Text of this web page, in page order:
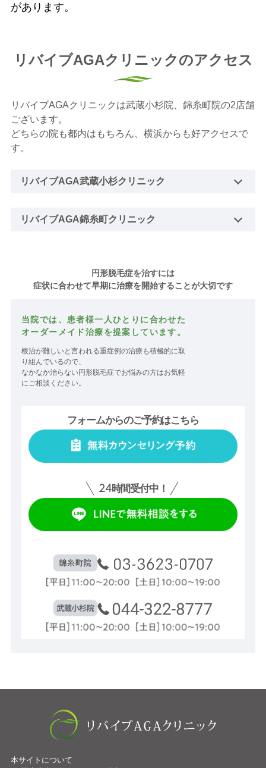
があります。
リバイブAGAクリニックのアクセス
リバイブAGAクリニックは武蔵小杉院、錦糸町院の2店舗
ございます。
どちらの院も都内はもちろん、横浜からも好アクセスで
す。
リバイブAGA武蔵小杉クリニック
リバイブAGA錦糸町クリニック
円形脱毛症を治すには
症状に合わせて早期に治療を開始することが大切です
当院では、患者様一人ひとりに合わせた
オーダーメイド治療を提案しています。
根治が難しいと言われる重症例の治療も積極的に取
り組んでいるので、
なかなか治らない円形脱毛症でお悩みの方はお気軽
にご相談ください。
フォームからのご予約はこちら
24時間受付中！
本サイトについて